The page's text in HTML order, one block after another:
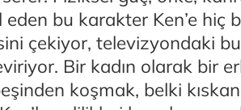
eden bu karakter Ken’e
çekiyor, televizyondaki
Bir kadın olarak bir
koşmak, belki